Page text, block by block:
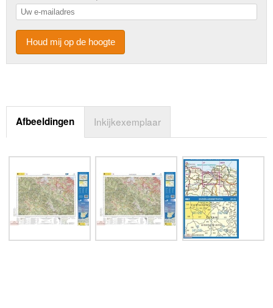
Houd mij op de hoogte
Afbeeldingen Inkijkexemplaar